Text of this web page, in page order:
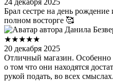
Брал сестре на день рождение
полном восторге 🥰
Данила
★★★★★
20 декабря 2025
Отличный магазин.
о том что они находятся
рукой подать, во всех смыслах.